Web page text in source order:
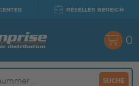
RESELLER BEREICH
SUCHE
0